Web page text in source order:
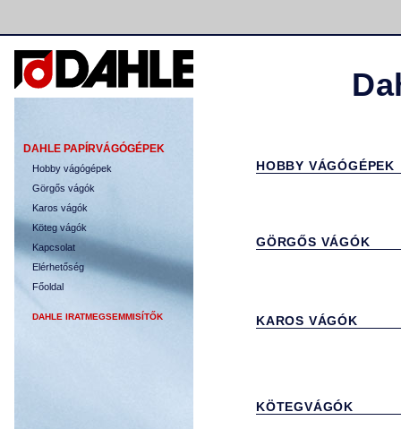
DAHLE PAP ÍRVÁGÓGÉPEK
Hobby vágógépek
Görgős vágók
Karos vágók
Köteg vágók
Kapcsolat
Elérhetőség
Főoldal
DAHLE IRATMEGSEMMISÍTŐK
HOBBY VÁGÓGÉPEK
GÖRGŐS VÁGÓK
KAROS VÁGÓK
KÖTEGVÁGÓK